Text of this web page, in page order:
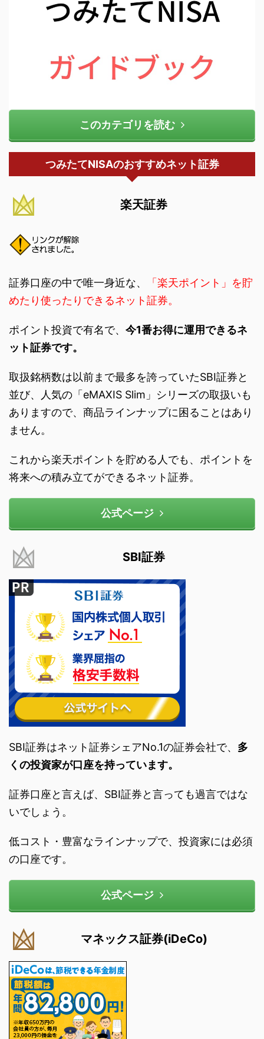
このカテゴリを読む
つみたてNISAのおすすめネット証券
楽天証券
証券口座の中で唯一身近な、
「楽天ポイント」を貯
めたり使ったりできるネット証券。
ポイント投資で有名で、 今1番お得に運用できるネ
ット証券です。
取扱銘柄数は以前まで最多を誇っていたSBI証券と
並び、人気の「eMAXIS Slim」シリーズの取扱いも
ありますので、商品ラインナップに困ることはあり
ません。
これから楽天ポイントを貯める人でも、ポイントを
将来への積み立てができるネット証券。
公式ページ
SBI証券
SBI証券はネット証券シェアNo.1の証券会社で、 多
くの投資家が口座を持っています。
証券口座と言えば、SBI証券と言っても過言ではな
いでしょう。
低コスト・豊富なラインナップで、投資家には必須
の口座です。
公式ページ
マネックス証券(iDeCo)